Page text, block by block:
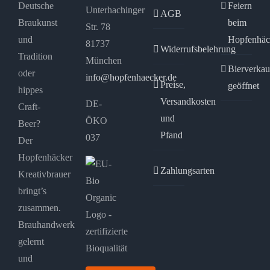
werden
werden
Deutsche
Braukunst
und
Tradition
oder
hippes
Craft-
Beer?
Der
Hopfenhäcker
Kreativbrauer
bringt’s
zusammen.
Brauhandwerk
gelernt
und
Unterhachinger
Str. 78
81737
München
info@hopfenhaecker.de
DE-
ÖKO
037
AGB
Widerrufsbelehrung
Preise,
Versandkosten
und
Pfand
Zahlungsarten
Feiern
beim
geöffnet